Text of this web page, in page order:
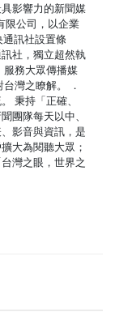
影響力的新聞媒
限公司，以企業
訊社設置條
社，獨立超然執
服務大眾傳播媒
灣之瞭解。 ．
秉持「正確、
團隊每天以中、
影音與資訊，是
大為閱聽大眾；
灣之眼，世界之